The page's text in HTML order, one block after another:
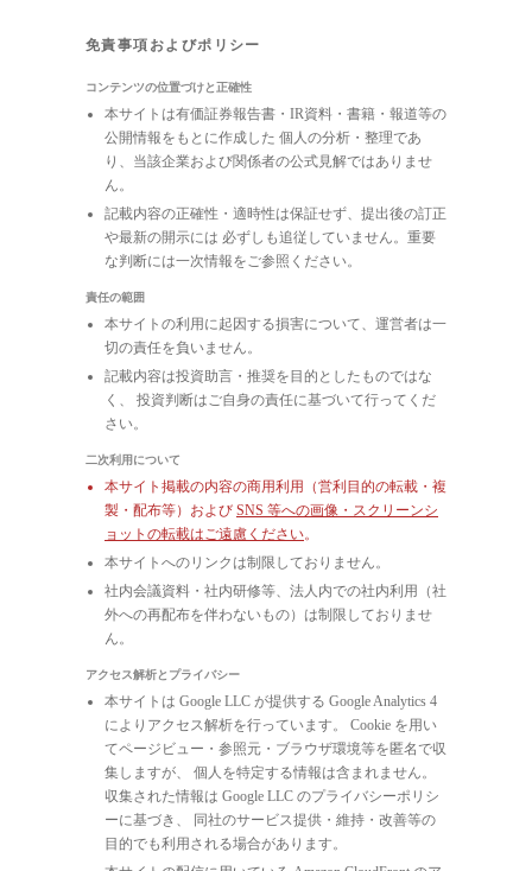
免責事項およびポリシー
コンテンツの位置づけと正確性
本サイトは有価証券報告書・IR資料・書籍・報道等の
公開情報をもとに作成した 個人の分析・整理であ
り、当該企業および関係者の公式見解ではありませ
ん。
記載内容の正確性・適時性は保証せず、提出後の訂正
や最新の開示には 必ずしも追従していません。重要
な判断には一次情報をご参照ください。
責任の範囲
本サイトの利用に起因する損害について、運営者は一
切の責任を負いません。
記載内容は投資助言・推奨を目的としたものではな
く、 投資判断はご自身の責任に基づいて行ってくだ
さい。
二次利用について
本サイト掲載の内容の商用利用（営利目的の転載・複
製・配布等）および SNS 等への画像・スクリーンシ
ョットの転載はご遠慮ください。
本サイトへのリンクは制限しておりません。
社内会議資料・社内研修等、法人内での社内利用（社
外への再配布を伴わないもの）は制限しておりませ
ん。
アクセス解析とプライバシー
本サイトは Google LLC が提供する Google Analytics 4
によりアクセス解析を行っています。 Cookie を用い
てページビュー・参照元・ブラウザ環境等を匿名で収
集しますが、 個人を特定する情報は含まれません。
収集された情報は Google LLC のプライバシーポリシ
ーに基づき、 同社のサービス提供・維持・改善等の
目的でも利用される場合があります。